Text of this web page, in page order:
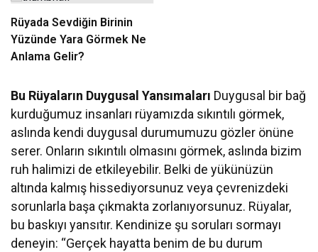
Rüyada Sevdiğin Birinin
Yüzünde Yara Görmek Ne
Anlama Gelir?
Bu Rüyaların Duygusal Yansımaları Duygusal bir bağ
kurduğumuz insanları rüyamızda sıkıntılı görmek,
aslında kendi duygusal durumumuzu gözler önüne
serer. Onların sıkıntılı olmasını görmek, aslında bizim
ruh halimizi de etkileyebilir. Belki de yükünüzün
altında kalmış hissediyorsunuz veya çevrenizdeki
sorunlarla başa çıkmakta zorlanıyorsunuz. Rüyalar,
bu baskıyı yansıtır. Kendinize şu soruları sormayı
deneyin: “Gerçek hayatta benim de bu durum